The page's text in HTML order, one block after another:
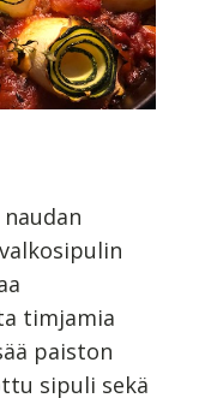
timjamia
paiston
sipuli sekä